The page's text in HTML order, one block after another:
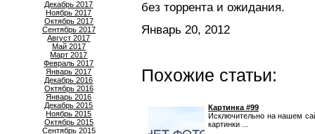
Декабрь 2017
Ноябрь 2017
Октябрь 2017
Сентябрь 2017
Август 2017
Май 2017
Март 2017
Февраль 2017
Январь 2017
Декабрь 2016
Октябрь 2016
Январь 2016
Декабрь 2015
Ноябрь 2015
Октябрь 2015
Сентябрь 2015
без торрента и ожидания.
Январь 20, 2012
Похожие статьи:
Картинка #99
Исключительно на нашем
картинки ...